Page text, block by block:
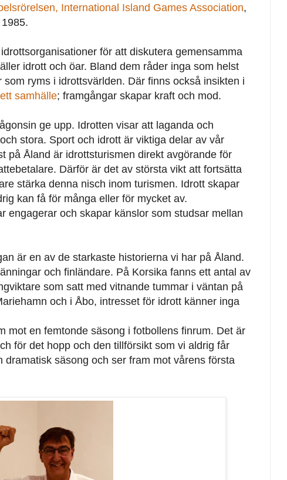
International Island Games Association,
för att diskutera gemensamma
idrott och öar. Bland dem råder inga som helst
ryms i idrottsvärlden. Där finns också insikten i
samhälle; framgångar skapar kraft och mod.
ge upp. Idrotten visar att laganda och
stora. Sport och idrott är viktiga delar av vår
på Åland är idrottsturismen direkt avgörande för
Därför är det av största vikt att fortsätta
stärka denna nisch inom turismen. Idrott skapar
kan få för många eller för mycket av.
engagerar och skapar känslor som studsar mellan
är en av de starkaste historierna vi har på Åland.
och finländare. På Korsika fanns ett antal av
som satt med vitnande tummar i väntan på
och i Åbo, intresset för idrott känner inga
mot en femtonde säsong i fotbollens finrum. Det är
för det hopp och den tillförsikt som vi aldrig får
dramatisk säsong och ser fram mot vårens första